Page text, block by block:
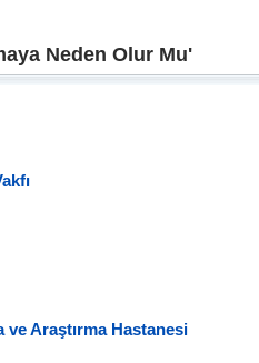
Neden Olur Mu'
Araştırma Hastanesi